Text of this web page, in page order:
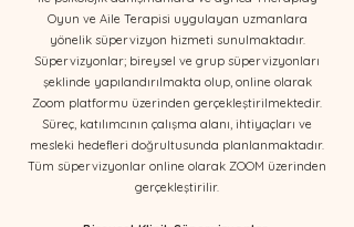
Oyun ve Aile Terapisi uygulayan uzmanlara
yönelik süpervizyon hizmeti sunulmaktadır.​
Süpervizyonlar; bireysel ve grup süpervizyonları
şeklinde yapılandırılmakta olup, online olarak
Zoom platformu üzerinden gerçekleştirilmektedir.
Süreç, katılımcının çalışma alanı, ihtiyaçları ve
mesleki hedefleri doğrultusunda planlanmaktadır.
Tüm süpervizyonlar online olarak ZOOM üzerinden
gerçekleştirilir.